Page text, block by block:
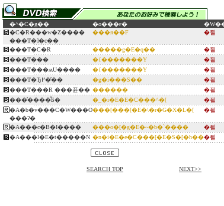
�^�C�g�� �o���ғ�
�C�R���w�Z����
���T�]�c��
���я��F �푈
���T�C�R �����g�E�q��
�푈
���T���
�{�������Y
�푈
���T���ʍU����
�{�������Y
�푈
���T�Ђ߂��̓�
�g�i���S��
�푈
���T���R ���퓬�� ������
�푈
���̓����̂Ƃ�
�_�i�E�E�C���^�[
�푈
�A�b�v���C�W���O
���ʔ�
���[���[�E�\�r�G�X�L�[ �푈
�A���c�B�I���� ���o�[�g�E�~�b�`����
�푈
�A���l�E�t�����N �n�i�E�e�C���[�E�S�[�h���푈
SEARCH TOP NEXT>>